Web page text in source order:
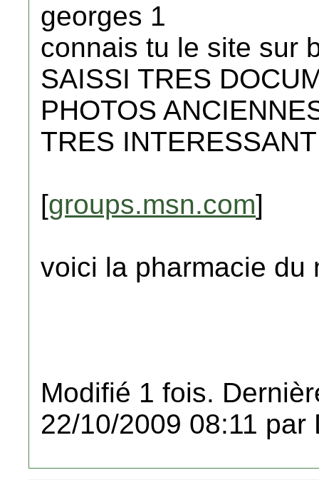
georges 1
connais tu le site sur
SAISSI TRES
PHOTOS
TRES INTERESSANT
[groups.msn.com]
voici la pharmacie du
Modifié 1 fois.
22/10/2009 08:11 par